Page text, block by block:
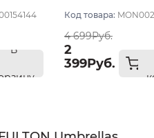
В
размер 57
Код товара:
4 699Руб.
2
399Руб.